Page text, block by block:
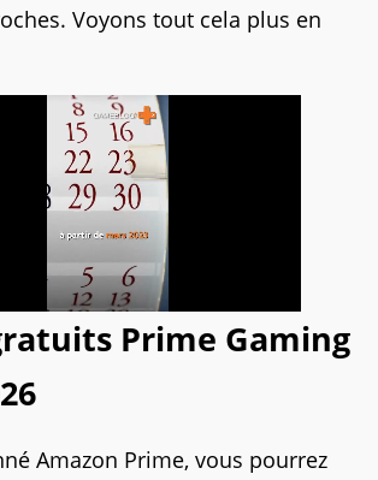
Voyons tout cela plus en
Prime Gaming
Amazon Prime, vous pourrez